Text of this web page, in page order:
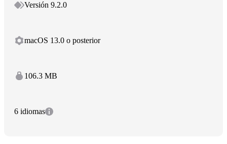
Versión 9.2.0
macOS 13.0 o posterior
106.3 MB
6 idiomas